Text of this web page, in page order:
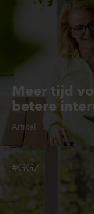
Meer tijd
betere
Artikel
#GGZ